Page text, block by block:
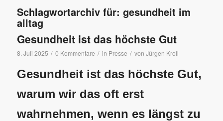
Schlagwortarchiv für: gesundheit im
alltag
Gesundheit ist das höchste Gut
8. Juli 2025 / 0 Kommentare / in Presse / von Jürgen Kroll
Gesundheit ist das höchste Gut,
warum wir das oft erst
wahrnehmen, wenn es längst zu